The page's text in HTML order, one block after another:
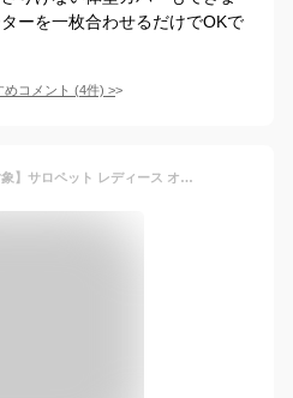
ーを一枚合わせるだけでOKで
コメント (4件) >
【春応援×半額クーポン対象】サロペット レディース オールインワン デニム トップス ボトムス ゆったり つなぎ メール便 2022秋冬 M/L/XL 自宅 ルームウェア 部屋着【lgww-ah0123】【予約販売：3月2日入荷予定順次発送】【送料無料】メ込2